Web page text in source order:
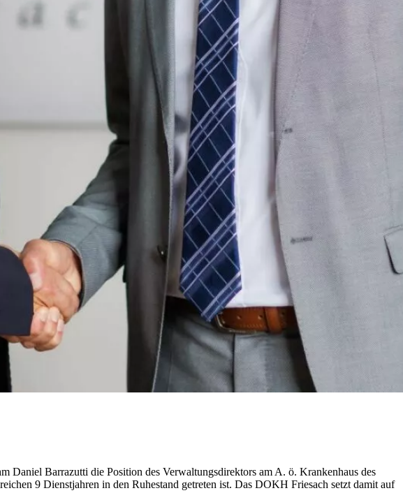
Barrazutti die Position des Verwaltungsdirektors am A. ö. Krankenhaus des
9 Dienstjahren in den Ruhestand getreten ist. Das DOKH Friesach setzt damit auf